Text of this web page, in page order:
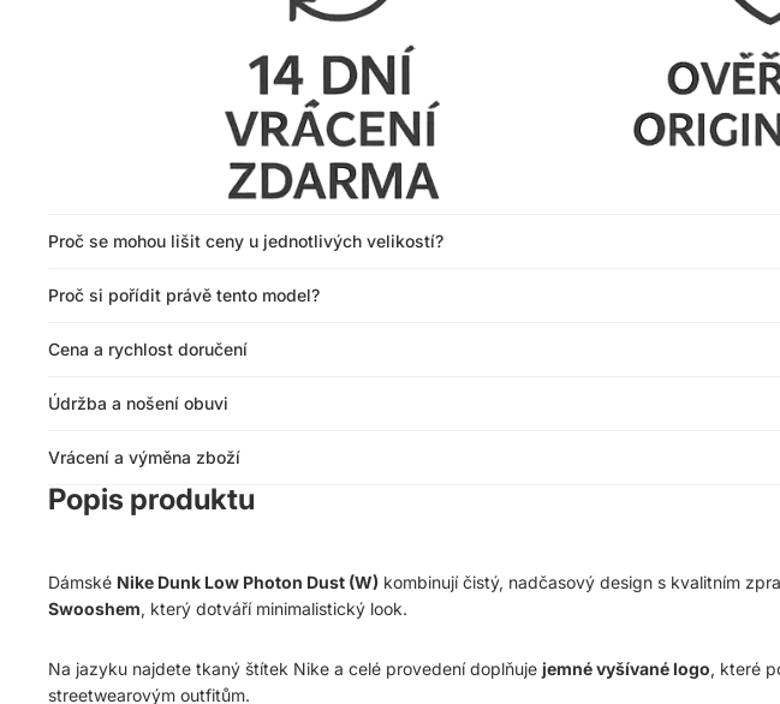
Proč se mohou lišit ceny u jednotlivých velikostí?
Proč si pořídit právě tento model?
Cena a rychlost doručení
Údržba a nošení obuvi
Vrácení a výměna zboží
Popis produktu
Dámské Nike Dunk Low Photon Dust (W) kombinují čistý, nadčasový design s kvalitním
Swooshem, který dotváří minimalistický look.
Na jazyku najdete tkaný štítek Nike a celé provedení doplňuje jemné vyšívané logo, které
streetwearovým outfitům.